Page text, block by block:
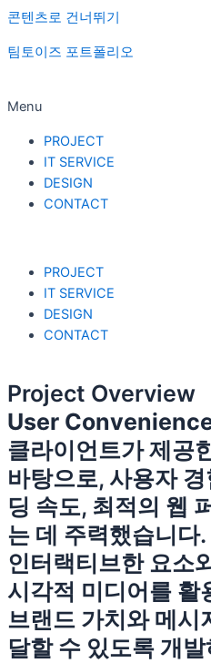
콘텐츠로 건너뛰기
팀토이즈 포트폴리오
Menu
PROJECT
IT SERVICE
DESIGN
CONTACT
PROJECT
IT SERVICE
DESIGN
CONTACT
Project Overview
User
클라이언트가 제공
바탕으로, 사용자
딩 속도, 최적의 웹
는 데 주력했습니다.
인터랙티브한 요소
시각적 미디어를 활
브랜드 가치와 메시
달할 수 있도록 개